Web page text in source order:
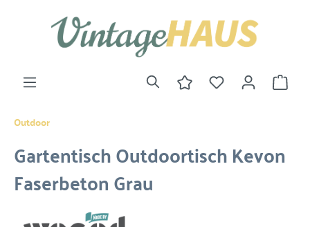
Outdoor
Gartentisch Outdoortisch Kevon
Faserbeton Grau